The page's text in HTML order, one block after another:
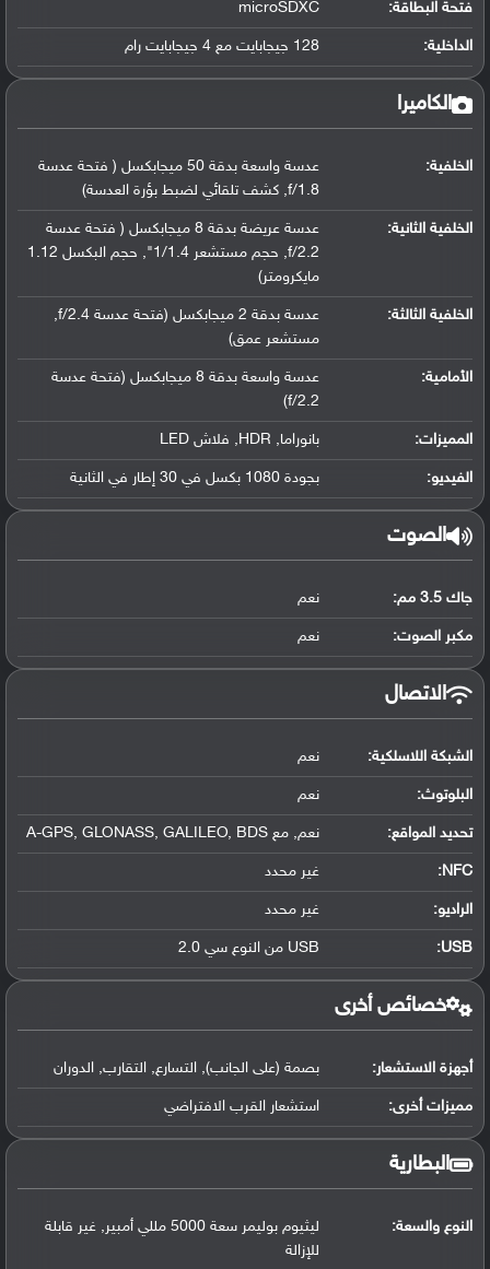
فتحة البطاقة: microSDXC
الداخلية: 128 جيجابايت مع 4 جيجابايت رام
الكاميرا
الخلفية:
عدسة واسعة بدقة 50 ميجابكسل ( فتحة عدسة
f/1.8, كشف تلقائي لضبط بؤرة العدسة)
الخلفية الثانية:
عدسة عريضة بدقة 8 ميجابكسل ( فتحة عدسة
f/2.2, حجم مستشعر 1/1.4", حجم البكسل 1.12
مايكرومتر)
الخلفية الثالثة:
عدسة بدقة 2 ميجابكسل (فتحة عدسة f/2.4,
مستشعر عمق)
الأمامية:
عدسة واسعة بدقة 8 ميجابكسل (فتحة عدسة
f/2.2)
المميزات: بانوراما, HDR, فلاش LED
الفيديو: بجودة 1080 بكسل في 30 إطار في الثانية
الصوت
جاك 3.5 مم: نعم
مكبر الصوت: نعم
الاتصال
الشبكة اللاسلكية: نعم
البلوتوث: نعم
تحديد المواقع: نعم, مع A-GPS, GLONASS, GALILEO, BDS
NFC
: غير محدد
الراديو: غير محدد
USB
: USB من النوع سي 2.0
خصائص أخرى
أجهزة الاستشعار: بصمة (على الجانب), التسارع, التقارب, الدوران
مميزات أخرى: استشعار القرب الافتراضي
البطارية
النوع والسعة:
ليثيوم بوليمر سعة 5000 مللي أمبير, غير قابلة
للإزالة